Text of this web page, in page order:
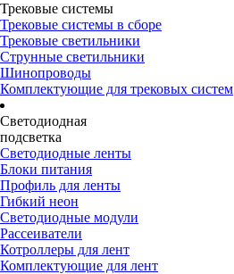
Трековые системы
Трековые системы в сборе
Трековые светильники
Струнные светильники
Шинопроводы
Комплектующие для трековых систем
Светодиодная
подсветка
Светодиодные ленты
Блоки питания
Профиль для ленты
Гибкий неон
Светодиодные модули
Рассеиватели
Котроллеры для лент
Комплектующие для лент